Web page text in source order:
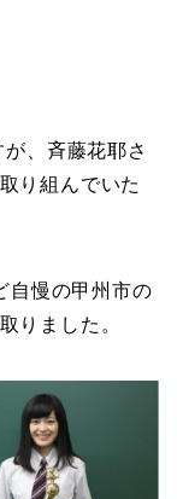
、斉藤花耶さ
り組んでいた
自慢の甲州市の
りました。